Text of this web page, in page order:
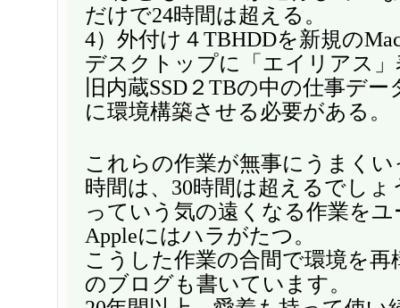
だけで24時間は超える。
4）外付け４TBHDDを新規の
デスクトップに「エイリアス」
旧内蔵SSD２TBの中の仕事デ
に環境構築させる必要がある。
これらの作業が無事にうまく
時間は、30時間は超えるでしょ
っていう気の遠くなる作業を
Appleにはハラがたつ。
こうした作業の合間で環境を
のブログも書いています。